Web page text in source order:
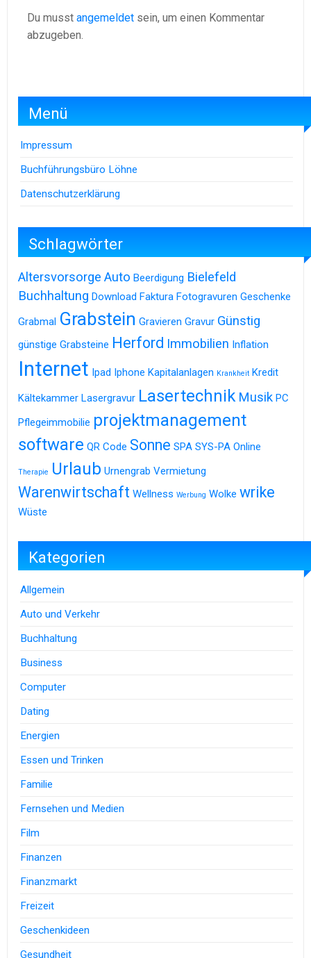
Du musst angemeldet sein, um einen Kommentar
abzugeben.
Menü
Impressum
Buchführungsbüro Löhne
Datenschutzerklärung
Schlagwörter
Altersvorsorge Auto Beerdigung Bielefeld
Buchhaltung Download Faktura Fotogravuren Geschenke
Grabmal Grabstein Gravieren Gravur Günstig
günstige Grabsteine Herford Immobilien Inflation
Internet Ipad Iphone Kapitalanlagen Krankheit Kredit
Kältekammer Lasergravur Lasertechnik Musik PC
Pflegeimmobilie projektmanagement
software QR Code Sonne SPA SYS-PA Online
Therapie Urlaub Urnengrab Vermietung
Warenwirtschaft Wellness Werbung Wolke wrike
Wüste
Kategorien
Allgemein
Auto und Verkehr
Buchhaltung
Business
Computer
Dating
Energien
Essen und Trinken
Familie
Fernsehen und Medien
Film
Finanzen
Finanzmarkt
Freizeit
Geschenkideen
Gesundheit